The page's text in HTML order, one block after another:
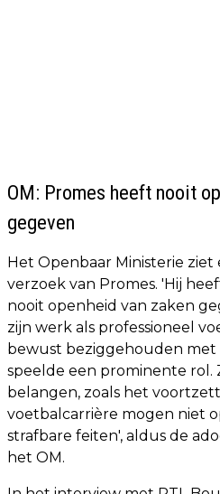
OM: Promes heeft nooit
gegeven
Het Openbaar Ministerie ziet
verzoek van Promes. 'Hij
nooit openheid van zaken
zijn werk als professioneel
bewust beziggehouden met
speelde een prominente rol.
belangen, zoals het
voetbalcarrière mogen niet
strafbare feiten', aldus de
het OM.